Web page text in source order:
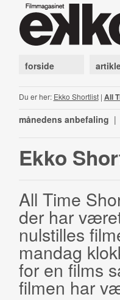
forside
Du er her: Ekko Shortlist| All
månedens anbefaling |
Ekko
All Time
der har
nulstilles
mandag
for en films
filmen har